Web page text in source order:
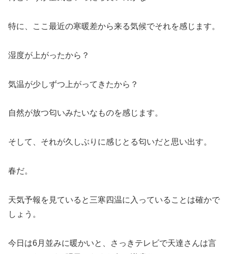
特に、ここ最近の寒暖差から来る気候でそれを感じます。
湿度が上がったから？
気温が少しずつ上がってきたから？
自然が放つ匂いみたいなものを感じます。
そして、それが久しぶりに感じとる匂いだと思い出す。
春だ。
天気予報を見ていると三寒四温に入っていることは確かで
しょう。
今日は6月並みに暖かいと、さっきテレビで天達さんは言